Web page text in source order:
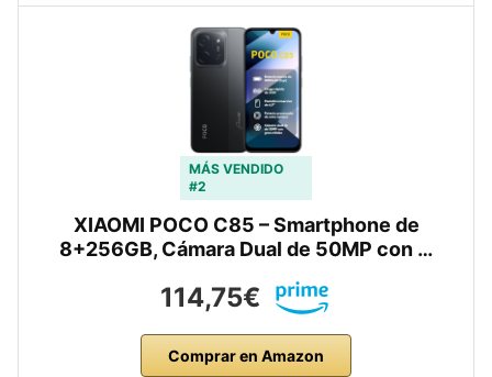
MÁS VENDIDO
#2
XIAOMI POCO C85 – Smartphone de
8+256GB, Cámara Dual de 50MP con …
114,75€
Comprar en Amazon